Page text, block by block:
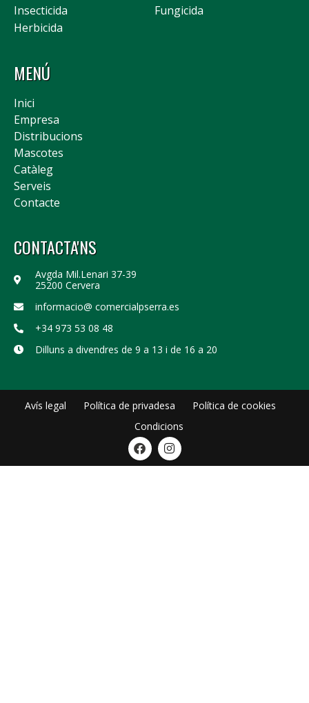
Insecticida
Fungicida
Herbicida
MENÚ
Inici
Empresa
Distribucions
Mascotes
Catàleg
Serveis
Contacte
CONTACTA'NS
Avgda Mil.Lenari 37-39
25200 Cervera
informacio@ comercialpserra.es
+34 973 53 08 48
Dilluns a divendres de 9 a 13 i de 16 a 20
Avís legal Política de privadesa
Política de cookies
Condicions